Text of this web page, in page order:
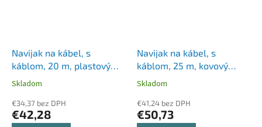
Navijak na kábel, s
káblom, 20 m, plastový
držiak, HOME
Skladom
€34,37 bez DPH
€42,28
Navijak na kábel, s
káblom, 25 m, kovový
podstavec, HOME
Skladom
€41,24 bez DPH
€50,73